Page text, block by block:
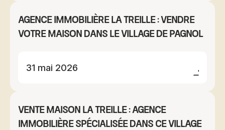
Agence immobilière La Treille : vendre
votre maison dans le village de Pagnol
31 mai 2026
Vente maison La Treille : agence
immobilière spécialisée dans ce village